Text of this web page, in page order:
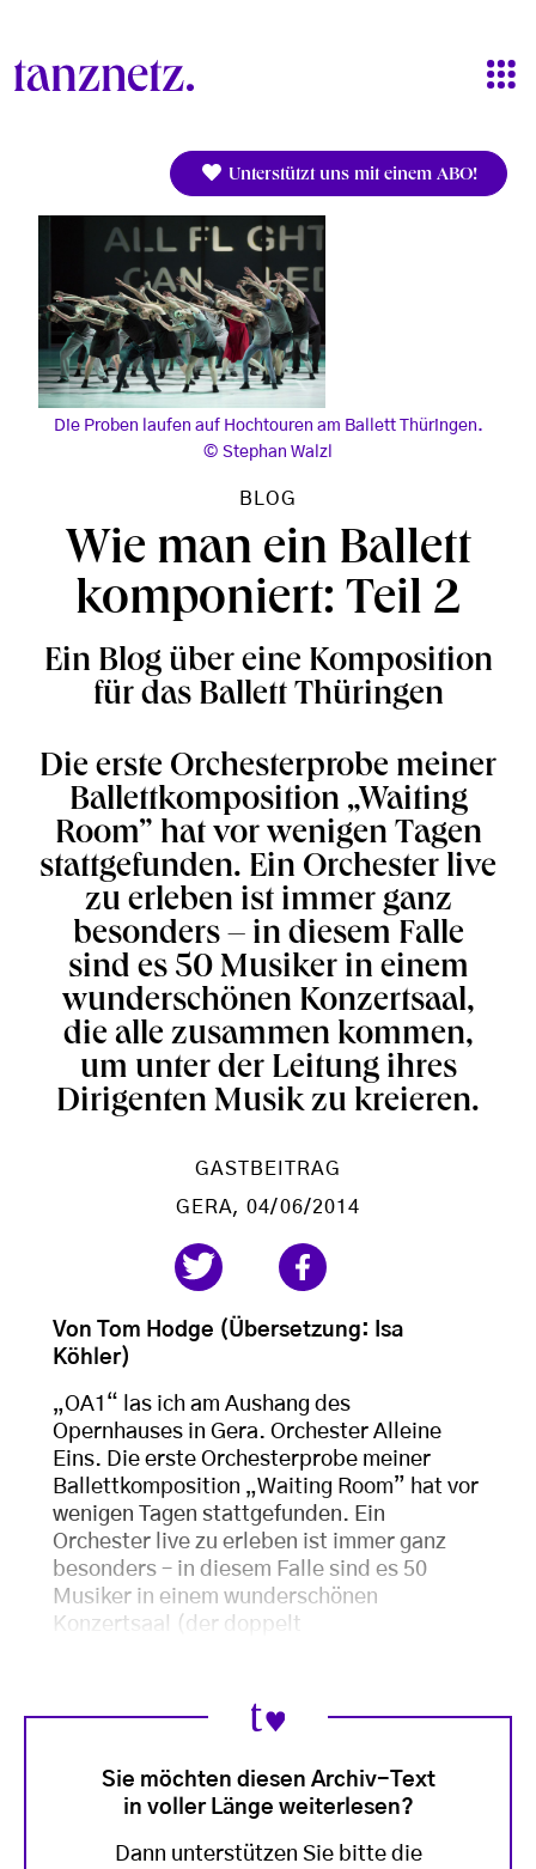
Unterstützt uns mit einem ABO!
Die Proben laufen auf Hochtouren am Ballett Thüringen.
Stephan Walzl
BLOG
Wie man ein Ballett
komponiert: Teil 2
Ein Blog über eine Komposition
für das Ballett Thüringen
Die erste Orchesterprobe meiner
Ballettkomposition „Waiting
Room” hat vor wenigen Tagen
stattgefunden. Ein Orchester live
zu erleben ist immer ganz
besonders – in diesem Falle
sind es 50 Musiker in einem
wunderschönen Konzertsaal,
die alle zusammen kommen,
um unter der Leitung ihres
Dirigenten Musik zu kreieren.
GASTBEITRAG
GERA, 04/06/2014
Von Tom Hodge (Übersetzung: Isa
Köhler)
„OA1“ las ich am Aushang des
Opernhauses in Gera. Orchester Alleine
Eins. Die erste Orchesterprobe meiner
Ballettkomposition „Waiting Room” hat vor
wenigen Tagen stattgefunden. Ein
Orchester live zu erleben ist immer ganz
besonders – in diesem Falle sind es 50
Musiker in einem wunderschönen
Konzertsaal (der doppelt
Sie möchten diesen Archiv-Text
in voller Länge weiterlesen?
Dann unterstützen Sie bitte die